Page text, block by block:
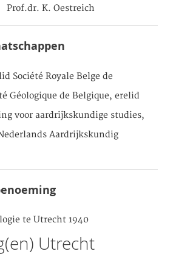
Prof.dr. K. Oestreich
Société Royale Belge de
Géologique de Belgique, erelid
voor aardrijkskundige studies,
Aardrijkskundig
te Utrecht 1940
Utrecht